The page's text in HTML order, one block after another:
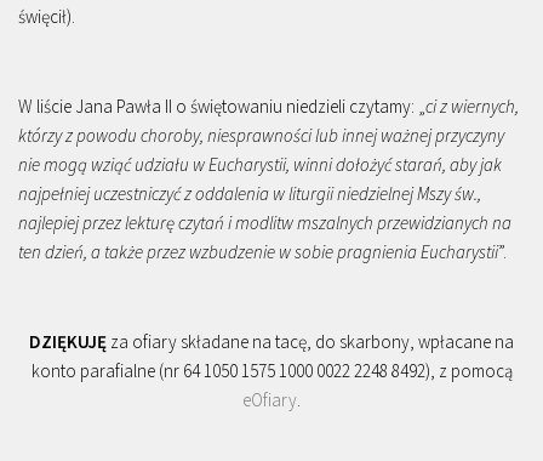
święcił).
W liście Jana Pawła II o świętowaniu niedzieli czytamy: „ci z wiernych,
którzy z powodu choroby, niesprawności lub innej ważnej przyczyny
nie mogą wziąć udziału w Eucharystii, winni dołożyć starań, aby jak
najpełniej uczestniczyć z oddalenia w liturgii niedzielnej Mszy św.,
najlepiej przez lekturę czytań i modlitw mszalnych przewidzianych na
ten dzień, a także przez wzbudzenie w sobie pragnienia Eucharystii”.
DZIĘKUJĘ za ofiary składane na tacę, do skarbony, wpłacane na
konto parafialne (nr 64 1050 1575 1000 0022 2248 8492), z pomocą
eOfiary.